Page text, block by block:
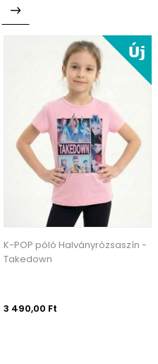
K-POP póló Halványrózsaszín -
Takedown
3 490,00 Ft